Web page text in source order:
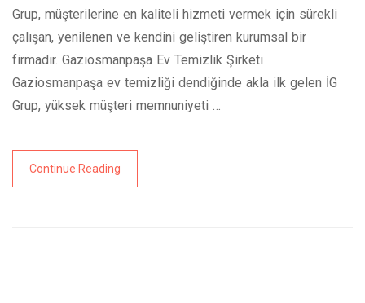
Grup, müşterilerine en kaliteli hizmeti vermek için sürekli
çalışan, yenilenen ve kendini geliştiren kurumsal bir
firmadır. Gaziosmanpaşa Ev Temizlik Şirketi
Gaziosmanpaşa ev temizliği dendiğinde akla ilk gelen İG
Grup, yüksek müşteri memnuniyeti …
Continue Reading